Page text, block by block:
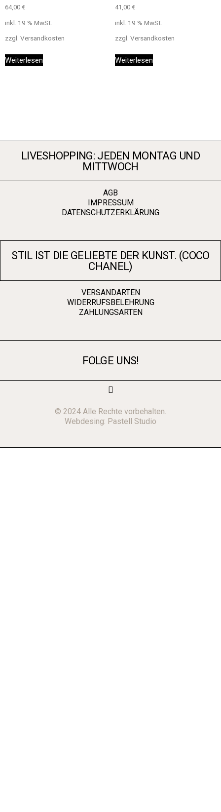
64,00 €
inkl. 19 % MwSt.
zzgl. Versandkosten
Weiterlesen
41,00 €
inkl. 19 % MwSt.
zzgl. Versandkosten
Weiterlesen
LIVESHOPPING: JEDEN MONTAG UND
MITTWOCH
AGB
IMPRESSUM
DATENSCHUTZERKLÄRUNG
STIL IST DIE GELIEBTE DER KUNST. (COCO
CHANEL)
VERSANDARTEN
WIDERRUFSBELEHRUNG
ZAHLUNGSARTEN
FOLGE UNS!
© 2024 Alle Rechte vorbehalten.
Webdesing: Pastell Studio